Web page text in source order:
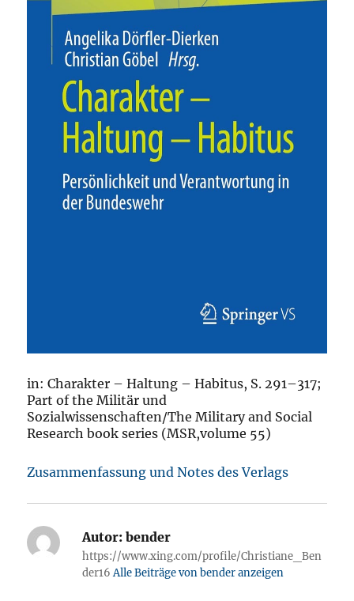
in: Charakter – Haltung – Habitus, S. 291–317;
Part of the Militär und
Sozialwissenschaften/The Military and Social
Research book series (MSR,volume 55)
Zusammenfassung und Notes des Verlags
Autor: bender
https://www.xing.com/profile/Christiane_Ben
der16Alle Beiträge von bender anzeigen